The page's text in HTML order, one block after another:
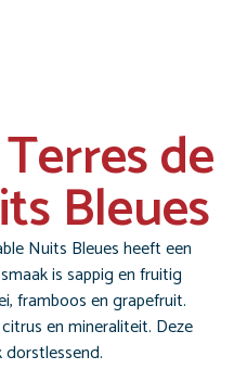
de
Bleues
Nuits Bleues heeft een
is sappig en fruitig
framboos en grapefruit.
en mineraliteit. Deze
dorstlessend.